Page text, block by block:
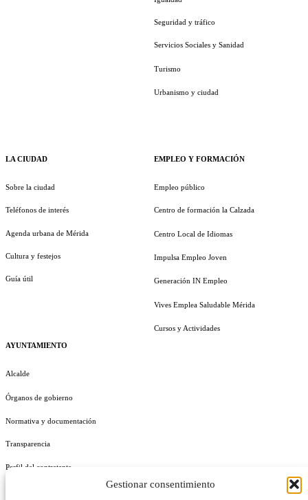
Gestionar consentimiento
LA CIUDAD
Sobre la ciudad
Teléfonos de interés
Agenda urbana de Mérida
Cultura y festejos
Guía útil
AYUNTAMIENTO
Alcalde
Órganos de gobierno
Normativa y documentación
Transparencia
Perfil del contratante
Seguridad y tráfico
Servicios Sociales y Sanidad
Turismo
Urbanismo y ciudad
EMPLEO Y FORMACIÓN
Empleo público
Centro de formación la Calzada
Centro Local de Idiomas
Impulsa Empleo Joven
Generación IN Empleo
Vives Emplea Saludable Mérida
Cursos y Actividades